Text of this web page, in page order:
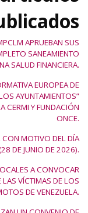
APRUEBAN SUS
SANEAMIENTO
SALUD FINANCIERA.
EUROPEA DE
AYUNTAMIENTOS”
CERMI Y FUNDACIÓN
ONCE.
MOTIVO DEL DÍA
DE JUNIO DE 2026).
A CONVOCAR
VÍCTIMAS DE LOS
DE VENEZUELA.